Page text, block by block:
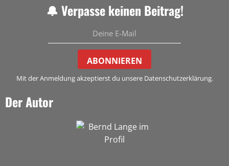
🔔 Verpasse keinen Beitrag!
ABONNIEREN
Mit der Anmeldung akzeptierst du unsere Datenschutzerklärung.
Der Autor